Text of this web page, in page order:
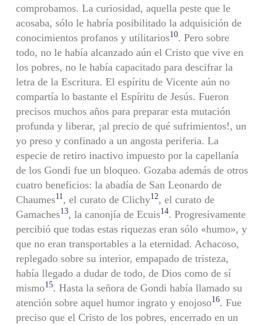
comprobamos. La curiosidad, aquella peste que le
acosaba, sólo le habría posibilitado la adquisición de
conocimientos profanos y utilitarios10. Pero sobre
todo, no le había alcanzado aún el Cristo que vive en
los pobres, no le había capacitado para descifrar la
letra de la Escritura. El espíritu de Vicente aún no
compartía lo bastante el Espíritu de Jesús. Fueron
precisos muchos años para preparar esta mutación
profunda y liberar, ¡al precio de qué sufrimientos!, un
yo preso y confinado a un angosta periferia. La
especie de retiro inactivo impuesto por la capellanía
de los Gondi fue un bloqueo. Gozaba además de otros
cuatro beneficios: la abadía de San Leonardo de
Chaumes11 , el curato de Clichy12, el curato de
Gamaches13, la canonjía de Ecuis14. Progresivamente
percibió que todas estas riquezas eran sólo «humo», y
que no eran transportables a la eternidad. Achacoso,
replegado sobre su interior, empapado de tristeza,
había llegado a dudar de todo, de Dios como de sí
mismo15. Hasta la señora de Gondi había llamado su
atención sobre aquel humor ingrato y enojoso16. Fue
preciso que el Cristo de los pobres, encerrado en un